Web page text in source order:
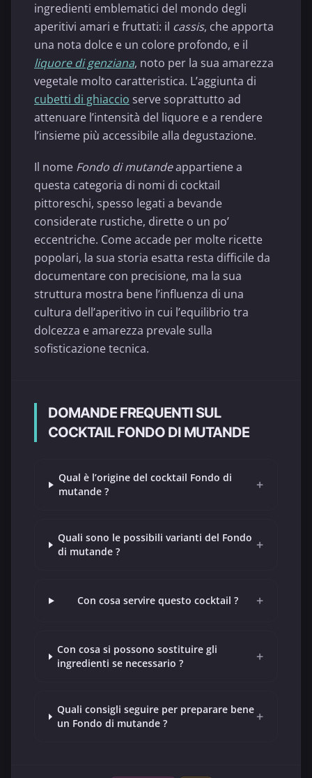
ingredienti emblematici del mondo degli
aperitivi amari e fruttati: il cassis, che apporta
una nota dolce e un colore profondo, e il
liquore di genziana, noto per la sua amarezza
vegetale molto caratteristica. L’aggiunta di
cubetti di ghiaccio serve soprattutto ad
attenuare l’intensità del liquore e a rendere
l’insieme più accessibile alla degustazione.
Il nome Fondo di mutandeappartiene a
questa categoria di nomi di cocktail
pittoreschi, spesso legati a bevande
considerate rustiche, dirette o un po’
eccentriche. Come accade per molte ricette
popolari, la sua storia esatta resta difficile da
documentare con precisione, ma la sua
struttura mostra bene l’influenza di una
cultura dell’aperitivo in cui l’equilibrio tra
dolcezza e amarezza prevale sulla
sofisticazione tecnica.
DOMANDE FREQUENTI SUL
COCKTAIL FONDO DI MUTANDE
Qual è l’origine del cocktail Fondo di
mutande ?
+
Quali sono le possibili varianti del Fondo
di mutande ?
+
Con cosa servire questo cocktail ? +
Con cosa si possono sostituire gli
ingredienti se necessario ?
+
Quali consigli seguire per preparare bene
un Fondo di mutande ?
+